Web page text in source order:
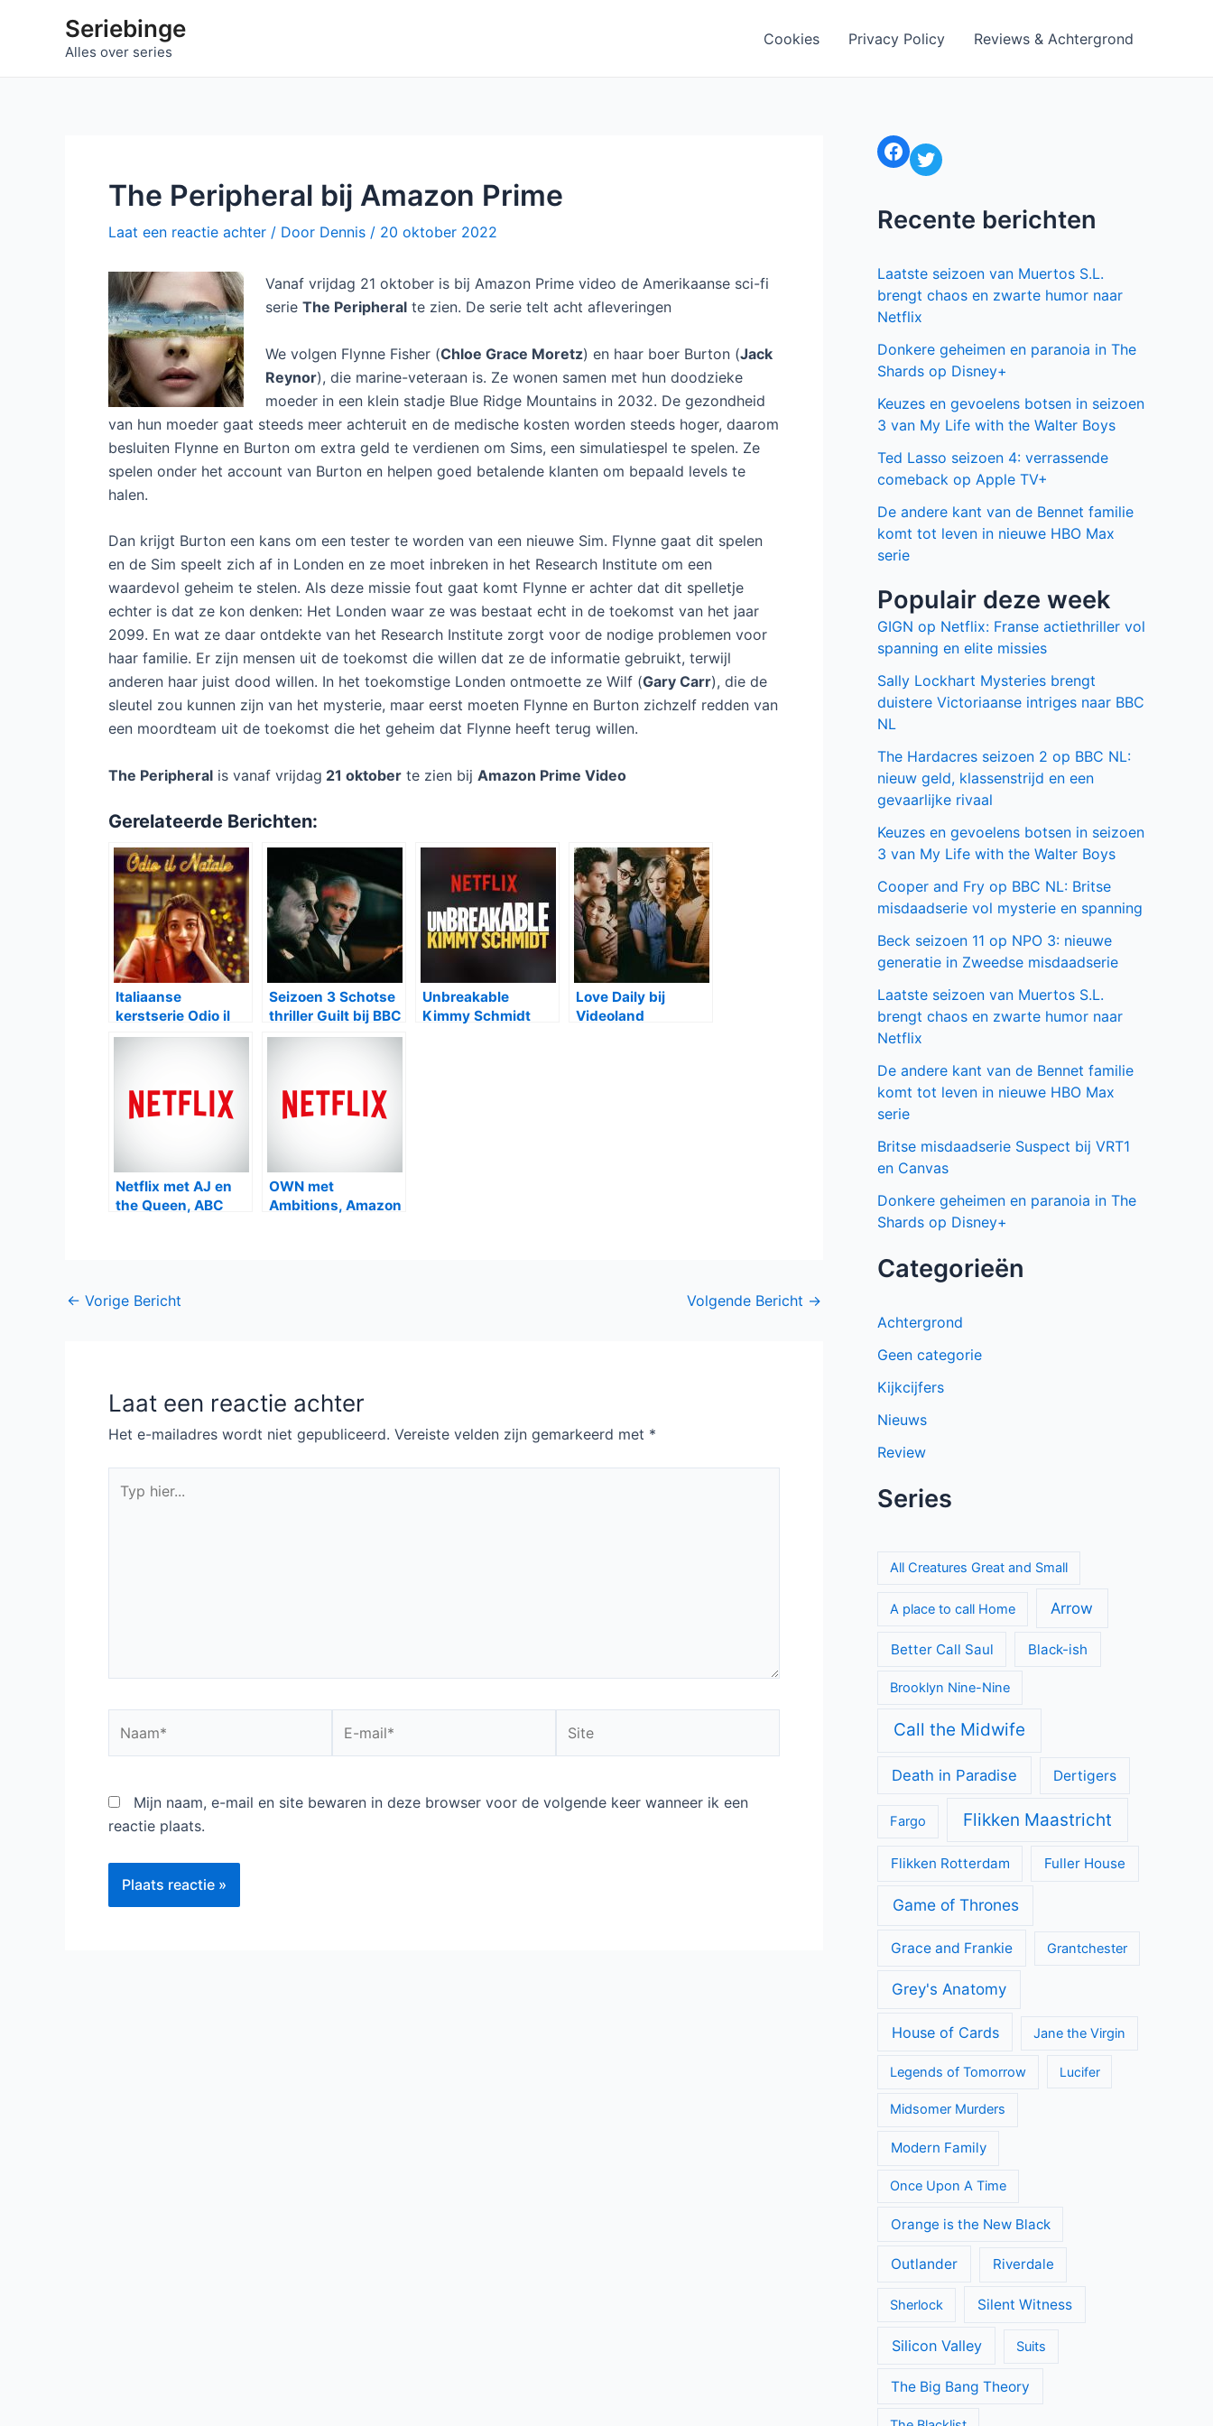
Seriebinge
Alles over series
Cookies Privacy Policy Reviews & Achtergrond
The Peripheral bij Amazon Prime
Laat een reactie achter / Door Dennis / 20 oktober 2022
Vanaf vrijdag 21 oktober is bij Amazon Prime video de Amerikaanse sci-fi
serie The Peripheral te zien. De serie telt acht afleveringen
We volgen Flynne Fisher (Chloe Grace Moretz) en haar boer Burton (Jack
Reynor), die marine-veteraan is. Ze wonen samen met hun doodzieke
moeder in een klein stadje Blue Ridge Mountains in 2032. De gezondheid
van hun moeder gaat steeds meer achteruit en de medische kosten worden steeds hoger, daarom
besluiten Flynne en Burton om extra geld te verdienen om Sims, een simulatiespel te spelen. Ze
spelen onder het account van Burton en helpen goed betalende klanten om bepaald levels te
halen.
Dan krijgt Burton een kans om een tester te worden van een nieuwe Sim. Flynne gaat dit spelen
en de Sim speelt zich af in Londen en ze moet inbreken in het Research Institute om een
waardevol geheim te stelen. Als deze missie fout gaat komt Flynne er achter dat dit spelletje
echter is dat ze kon denken: Het Londen waar ze was bestaat echt in de toekomst van het jaar
2099. En wat ze daar ontdekte van het Research Institute zorgt voor de nodige problemen voor
haar familie. Er zijn mensen uit de toekomst die willen dat ze de informatie gebruikt, terwijl
anderen haar juist dood willen. In het toekomstige Londen ontmoette ze Wilf (Gary Carr), die de
sleutel zou kunnen zijn van het mysterie, maar eerst moeten Flynne en Burton zichzelf redden van
een moordteam uit de toekomst die het geheim dat Flynne heeft terug willen.
The Peripheral is vanaf vrijdag 21 oktober te zien bij Amazon Prime Video
Gerelateerde Berichten:
Italiaanse
kerstserie Odio il
Natale met tweede
Seizoen 3 Schotse
thriller Guilt bij BBC
First
Unbreakable
Kimmy Schmidt
Love Daily bij
Videoland
Netflix met AJ en
the Queen, ABC
OWN met
Ambitions, Amazon
Bericht
← Vorige Bericht Volgende Bericht →
Laat een reactie achter
Het e-mailadres wordt niet gepubliceerd. Vereiste velden zijn gemarkeerd met *
hier...
mail*
Mijn naam, e-mail en site bewaren in deze browser voor de volgende keer wanneer ik een
reactie plaats.
Facebook Twitter
Recente berichten
Laatste seizoen van Muertos S.L.
brengt chaos en zwarte humor naar
Netflix
Donkere geheimen en paranoia in The
Shards op Disney+
Keuzes en gevoelens botsen in seizoen
3 van My Life with the Walter Boys
Ted Lasso seizoen 4: verrassende
comeback op Apple TV+
De andere kant van de Bennet familie
komt tot leven in nieuwe HBO Max
serie
Populair deze week
GIGN op Netflix: Franse actiethriller vol
spanning en elite missies
Sally Lockhart Mysteries brengt
duistere Victoriaanse intriges naar BBC
NL
The Hardacres seizoen 2 op BBC NL:
nieuw geld, klassenstrijd en een
gevaarlijke rivaal
Keuzes en gevoelens botsen in seizoen
3 van My Life with the Walter Boys
Cooper and Fry op BBC NL: Britse
misdaadserie vol mysterie en spanning
Beck seizoen 11 op NPO 3: nieuwe
generatie in Zweedse misdaadserie
Laatste seizoen van Muertos S.L.
brengt chaos en zwarte humor naar
Netflix
De andere kant van de Bennet familie
komt tot leven in nieuwe HBO Max
serie
Britse misdaadserie Suspect bij VRT1
en Canvas
Donkere geheimen en paranoia in The
Shards op Disney+
Categorieën
Achtergrond
Geen categorie
Kijkcijfers
Nieuws
Review
Series
All Creatures Great and Small
A place to call Home Arrow
Better Call Saul Black-ish
Brooklyn Nine-Nine
Call the Midwife
Death in Paradise Dertigers
Fargo Flikken Maastricht
Flikken Rotterdam Fuller House
Game of Thrones
Grace and Frankie Grantchester
Grey's Anatomy
House of Cards Jane the Virgin
Legends of Tomorrow Lucifer
Midsomer Murders
Modern Family
Once Upon A Time
Orange is the New Black
Outlander Riverdale
Sherlock Silent Witness
Silicon Valley Suits
The Big Bang Theory